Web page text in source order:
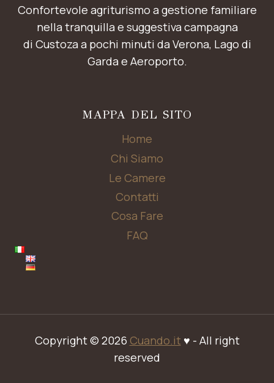
Confortevole agriturismo a gestione familiare
nella tranquilla e suggestiva campagna
di Custoza a pochi minuti da Verona, Lago di
Garda e Aeroporto.
MAPPA DEL SITO
Home
Chi Siamo
Le Camere
Contatti
Cosa Fare
FAQ
Copyright © 2026 Cuando.it ♥ - All right
reserved
Come raggiungerci
Chatta con noi